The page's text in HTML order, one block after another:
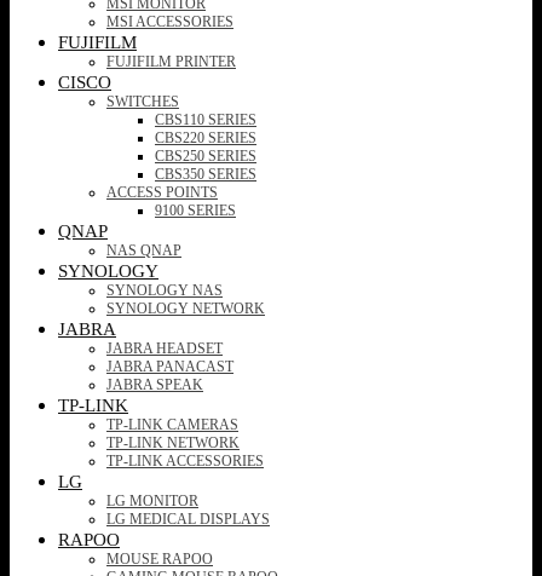
MSI MONITOR
MSI ACCESSORIES
FUJIFILM
FUJIFILM PRINTER
CISCO
SWITCHES
CBS110 SERIES
CBS220 SERIES
CBS250 SERIES
CBS350 SERIES
ACCESS POINTS
9100 SERIES
QNAP
NAS QNAP
SYNOLOGY
SYNOLOGY NAS
SYNOLOGY NETWORK
JABRA
JABRA HEADSET
JABRA PANACAST
JABRA SPEAK
TP-LINK
TP-LINK CAMERAS
TP-LINK NETWORK
TP-LINK ACCESSORIES
LG
LG MONITOR
LG MEDICAL DISPLAYS
RAPOO
MOUSE RAPOO